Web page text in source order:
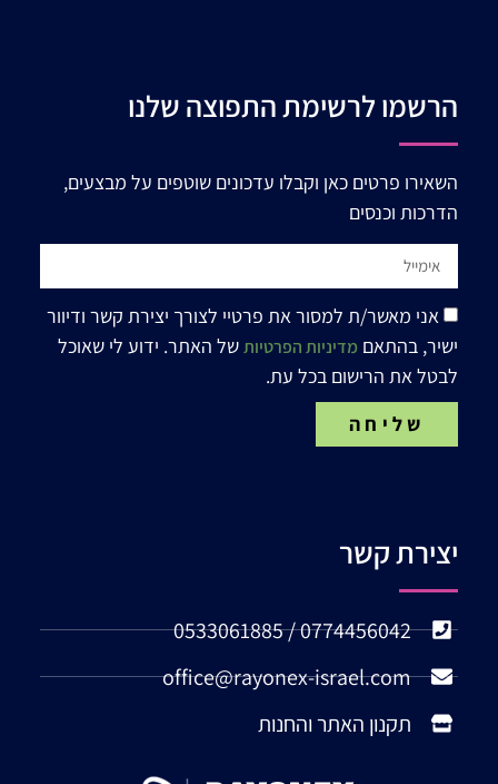
הרשמו לרשימת התפוצה שלנו
השאירו פרטים כאן וקבלו עדכונים שוטפים על מבצעים,
הדרכות וכנסים
אני מאשר/ת למסור את פרטיי לצורך יצירת קשר ודיוור
ישיר, בהתאם מדיניות הפרטיותשל האתר. ידוע לי שאוכל
לבטל את הרישום בכל עת.
שליחה
יצירת קשר
0774456042 / 0533061885
office@rayonex-israel.com
תקנון האתר והחנות